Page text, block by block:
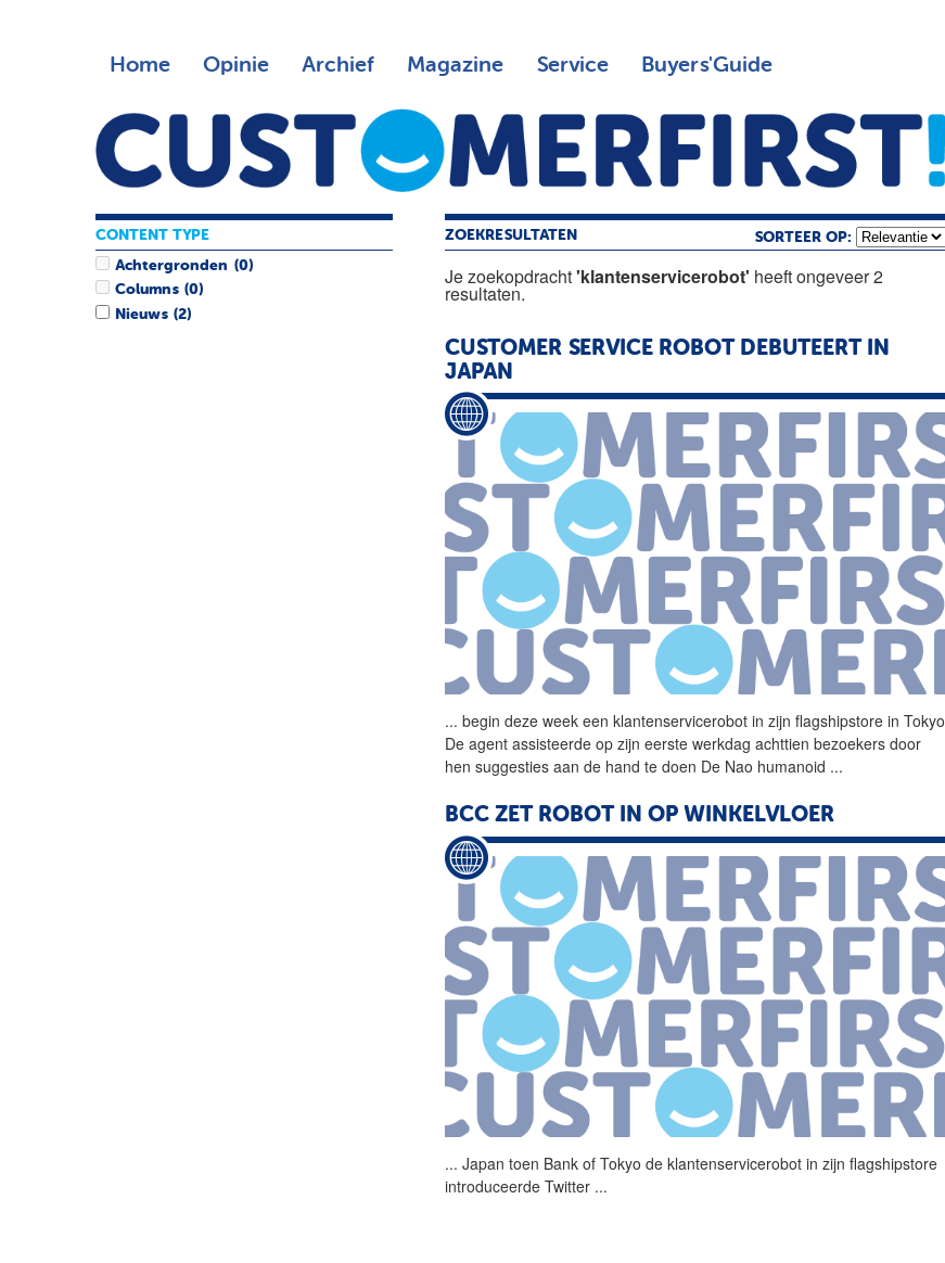
Home Opinie Archief Magazine Service Buyers'Guide
ZOEKRESULTATEN SORTEER OP:
Je zoekopdracht'klantenservicerobot' heeft ongeveer 2
resultaten.
CUSTOMER SERVICE ROBOT DEBUTEERT IN
JAPAN
... begin deze week eenklantenservicerobot in zijn flagshipstore in Tokyo
De agent assisteerde op zijn eerste werkdag achttien bezoekers door
hen suggesties aan de hand te doen De Nao humanoid ...
BCC ZET ROBOT IN OP WINKELVLOER
... Japan toen Bank of Tokyo deklantenservicerobot in zijn flagshipstore
introduceerde Twitter ...
CONTENT TYPE
Achtergronden (0)
Columns (0)
Nieuws (2)